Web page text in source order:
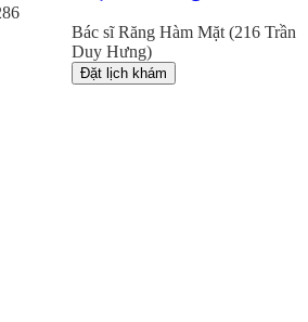
Bác sĩ Răng Hàm Mặt (216 Trần
Duy Hưng)
Đặt lịch khám